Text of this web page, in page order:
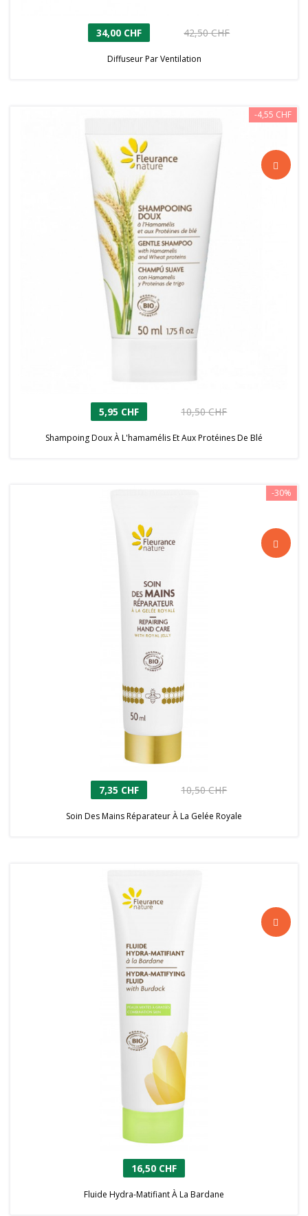
34,00 CHF 42,50 CHF
Diffuseur Par Ventilation
-4,55 CHF
5,95 CHF 10,50 CHF
Shampoing Doux À L'hamamélis Et Aux Protéines De Blé
-30%
7,35 CHF 10,50 CHF
Soin Des Mains Réparateur À La Gelée Royale
16,50 CHF
Fluide Hydra-Matifiant À La Bardane